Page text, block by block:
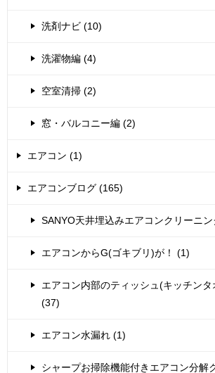
洗剤ナビ (10)
洗濯物編 (4)
空室清掃 (2)
窓・バルコニー編 (2)
エアコン (1)
エアコンブログ (165)
SANYO天井埋込みエアコンクリーニ
エアコンからG(ゴキブリ)が！ (1)
エアコン内部のティッシュ(キッチン
(37)
エアコン水漏れ (1)
シャープお掃除機能付きエアコン分解